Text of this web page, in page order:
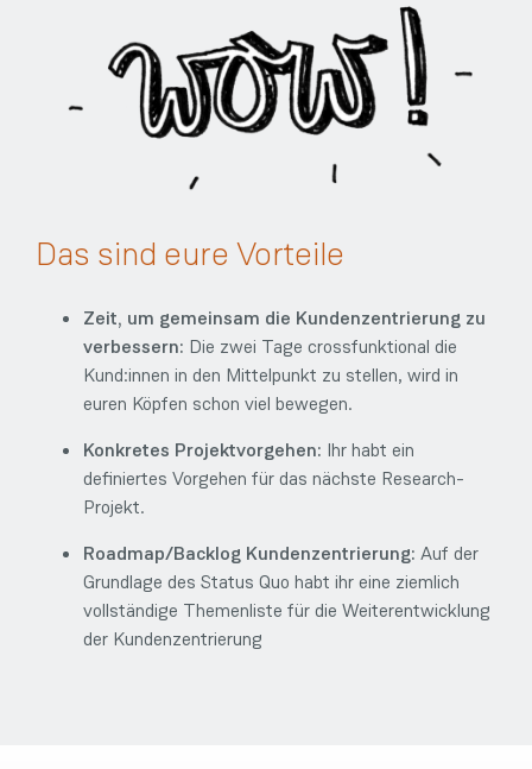
Das sind eure Vorteile
Zeit, um gemeinsam die Kundenzentrierung zu
verbessern: Die zwei Tage crossfunktional die
Kund:innen in den Mittelpunkt zu stellen, wird in
euren Köpfen schon viel bewegen.
Konkretes Projektvorgehen: Ihr habt ein
definiertes Vorgehen für das nächste Research-
Projekt.
Roadmap/Backlog Kundenzentrierung: Auf der
Grundlage des Status Quo habt ihr eine ziemlich
vollständige Themenliste für die Weiterentwicklung
der Kundenzentrierung